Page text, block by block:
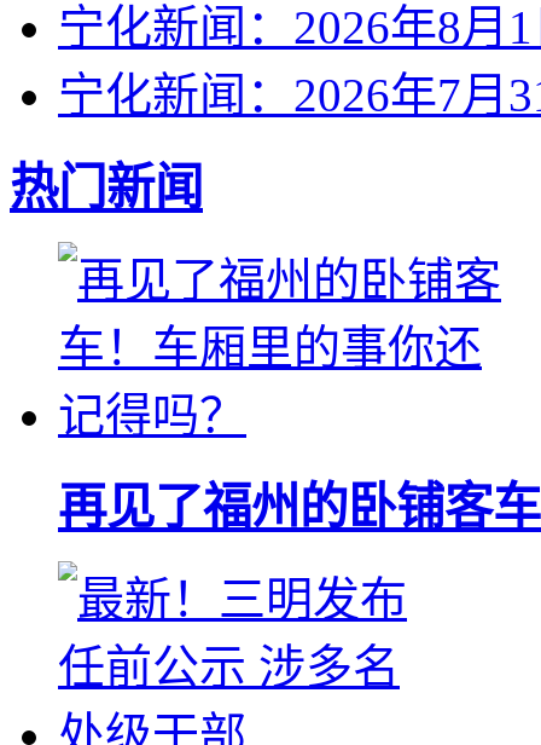
宁化新闻：2026年8月
宁化新闻：2026年7月
热门新闻
再见了福州的卧铺客